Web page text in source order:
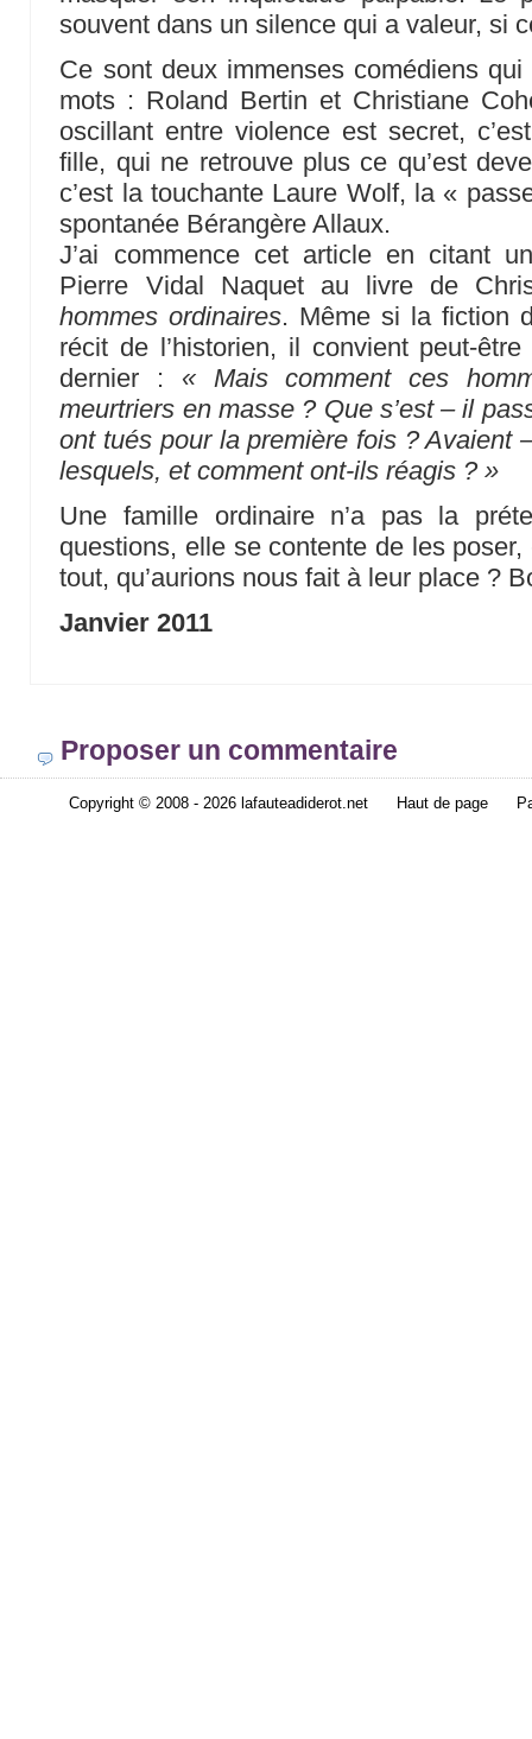
souvent dans un silence qui a valeur, si
Ce sont deux immenses comédiens
mots : Roland Bertin et Christiane
oscillant entre violence est secret,
fille, qui ne retrouve plus ce qu’est
c’est la touchante Laure Wolf, la «
spontanée Bérangère Allaux.
J’ai commence cet article en citant
Pierre Vidal Naquet au livre de
hommes ordinaires. Même si la fiction
récit de l’historien, il convient peut-
dernier : « Mais comment ces
meurtriers en masse ? Que s’est – il
ont tués pour la première fois ? Avaient
lesquels, et comment ont-ils réagis ? »
Une famille ordinaire n’a pas la
questions, elle se contente de les
tout, qu’aurions nous fait à leur place ?
Janvier 2011
Proposer un commentaire
Copyright © 2008 - 2026 lafauteadiderot.net Haut de page